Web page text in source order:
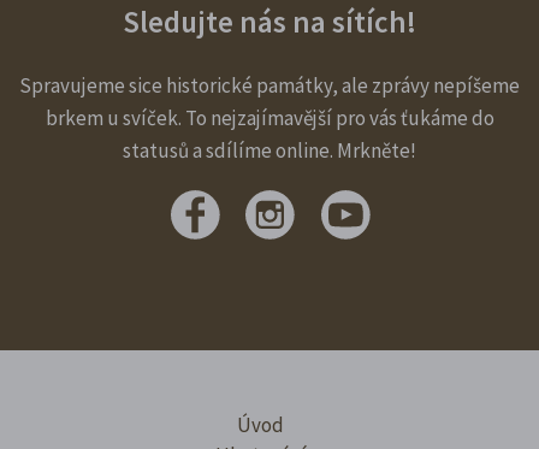
Sledujte nás na sítích!
Spravujeme sice historické památky, ale zprávy nepíšeme
brkem u svíček. To nejzajímavější pro vás ťukáme do
statusů a sdílíme online. Mrkněte!
Úvod